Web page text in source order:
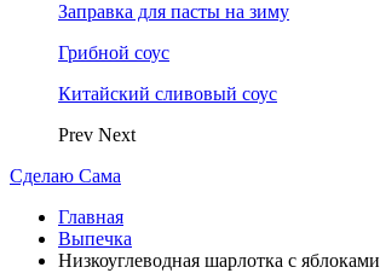
Заправка для пасты на зиму
Грибной соус
Китайский сливовый соус
Prev Next
Сделаю Сама
Главная
Выпечка
Низкоуглеводная шарлотка с яблоками